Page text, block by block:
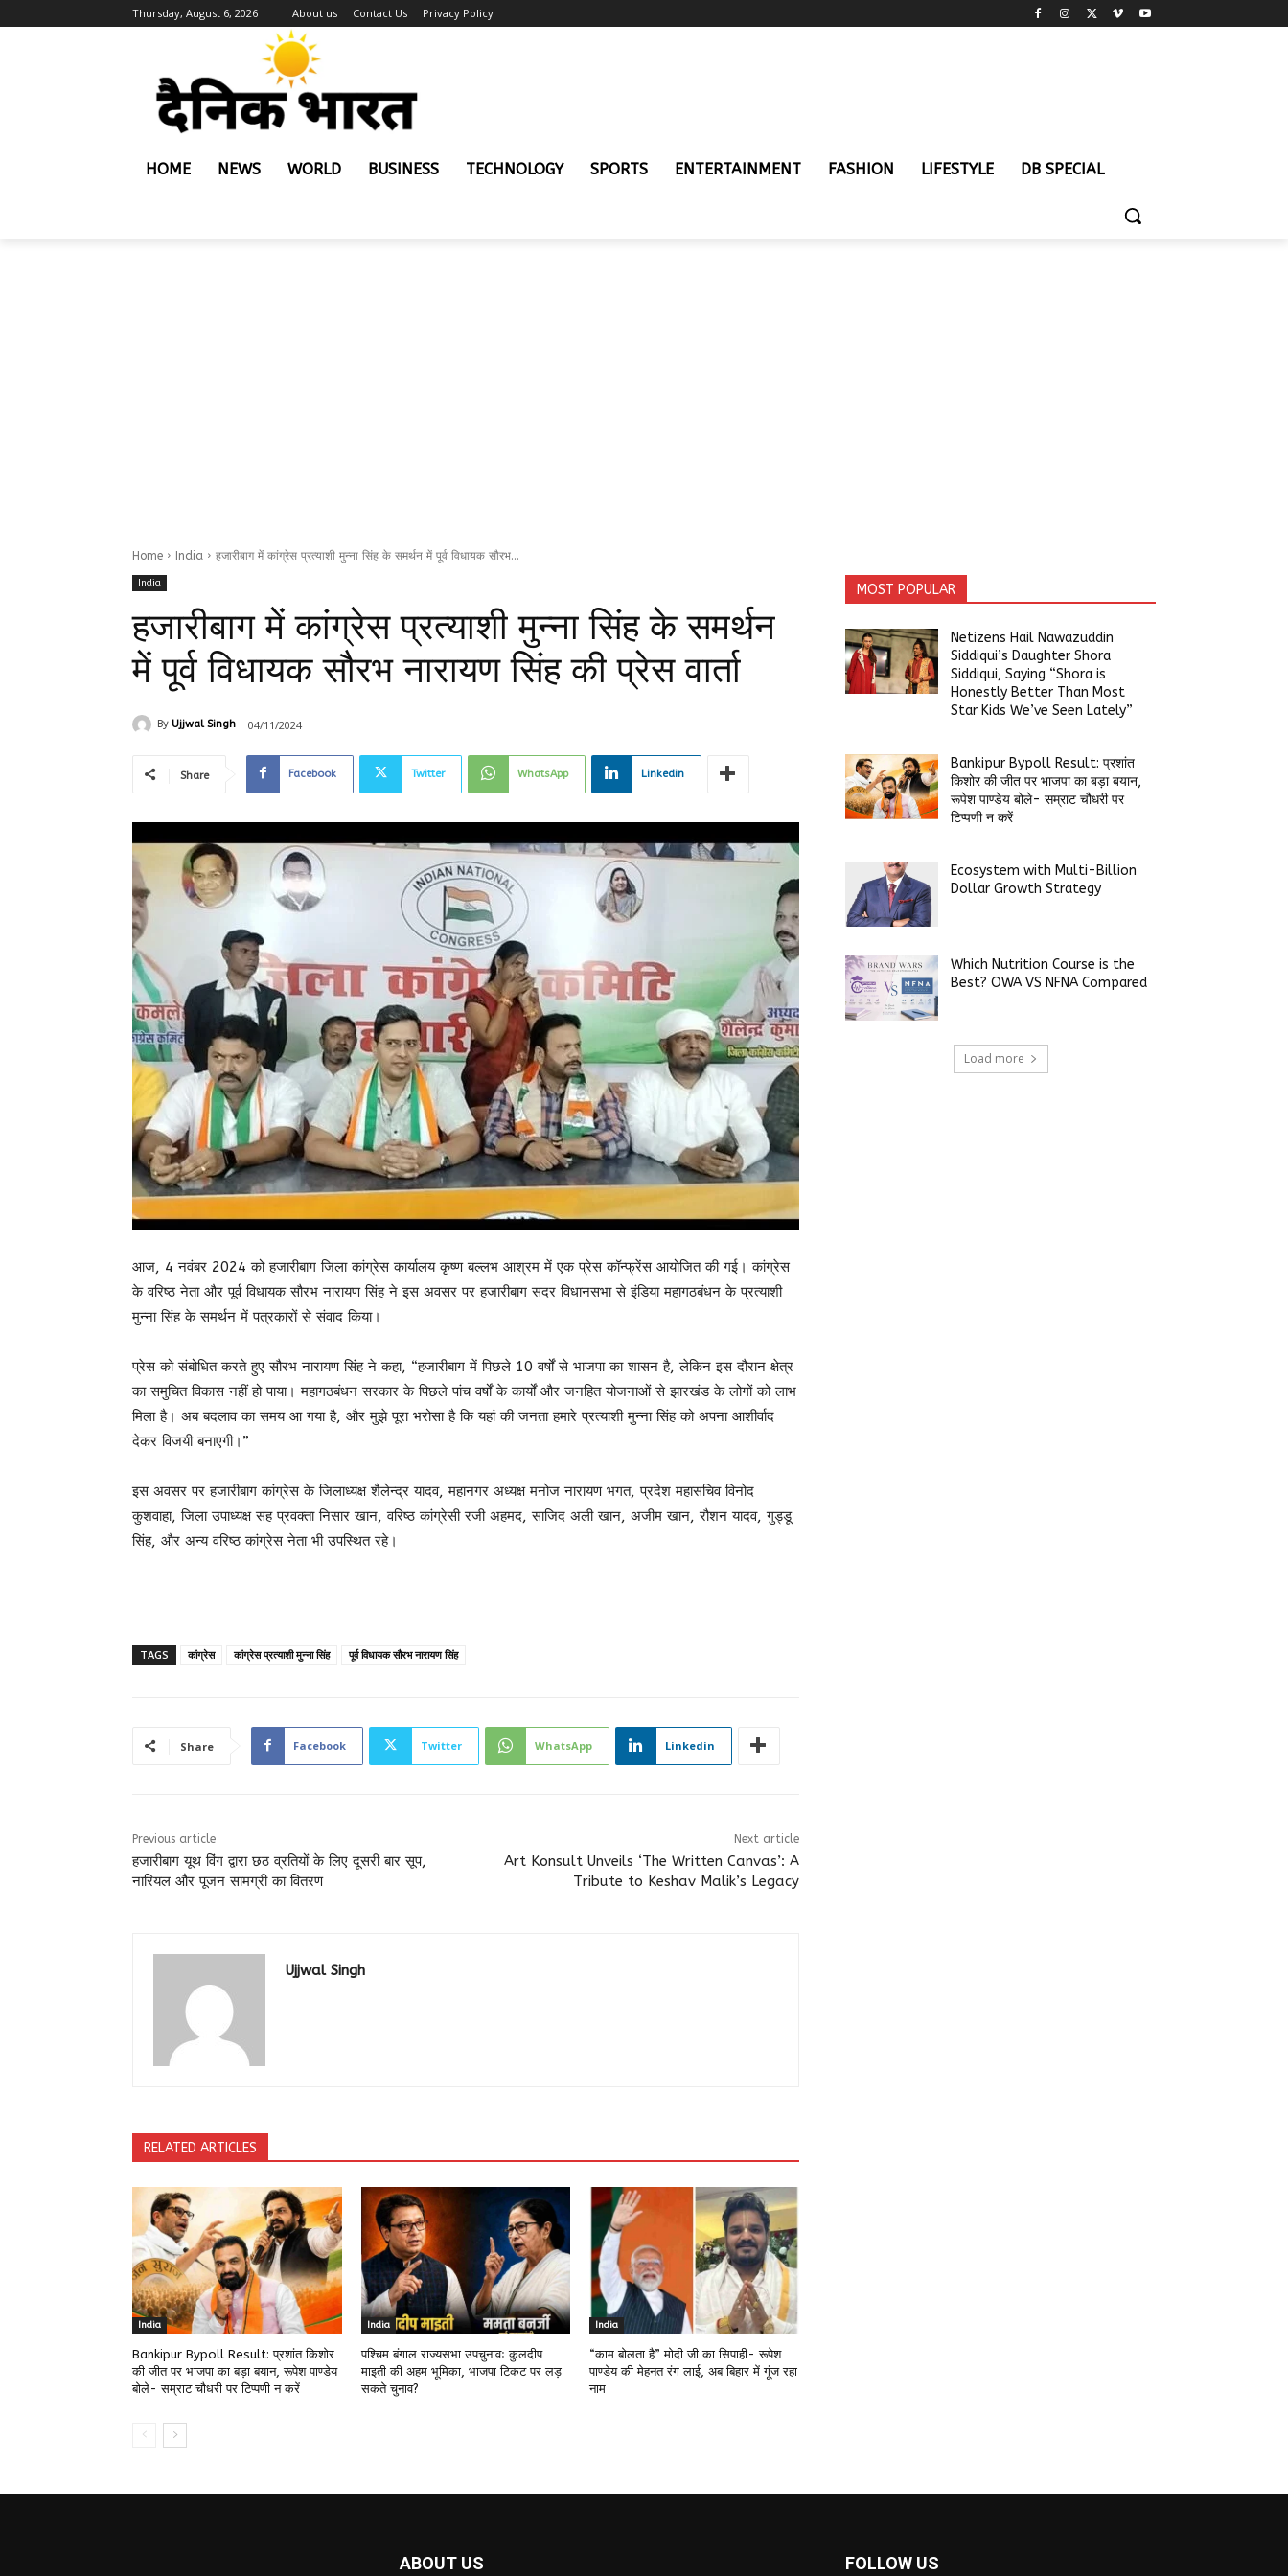
Thursday, August 6, 2026 About us Contact Us Privacy Policy
HOME NEWS WORLD BUSINESS TECHNOLOGY SPORTS ENTERTAINMENT FASHION LIFESTYLE DB SPECIAL
Home India हजारीबाग में कांग्रेस प्रत्याशी मुन्ना सिंह के समर्थन में पूर्व विधायक सौरभ...
India
हजारीबाग में कांग्रेस प्रत्याशी मुन्ना सिंह के समर्थन
में पूर्व विधायक सौरभ नारायण सिंह की प्रेस वार्ता
By Ujjwal Singh 04/11/2024
Share Facebook Twitter WhatsApp Linkedin
आज, 4 नवंबर 2024 को हजारीबाग जिला कांग्रेस कार्यालय कृष्ण बल्लभ आश्रम में एक प्रेस कॉन्फ्रेंस आयोजित की गई। कांग्रेस
के वरिष्ठ नेता और पूर्व विधायक सौरभ नारायण सिंह ने इस अवसर पर हजारीबाग सदर विधानसभा से इंडिया महागठबंधन के प्रत्याशी
मुन्ना सिंह के समर्थन में पत्रकारों से संवाद किया।
प्रेस को संबोधित करते हुए सौरभ नारायण सिंह ने कहा, “हजारीबाग में पिछले 10 वर्षों से भाजपा का शासन है, लेकिन इस दौरान क्षेत्र
का समुचित विकास नहीं हो पाया। महागठबंधन सरकार के पिछले पांच वर्षों के कार्यों और जनहित योजनाओं से झारखंड के लोगों को लाभ
मिला है। अब बदलाव का समय आ गया है, और मुझे पूरा भरोसा है कि यहां की जनता हमारे प्रत्याशी मुन्ना सिंह को अपना आशीर्वाद
देकर विजयी बनाएगी।”
इस अवसर पर हजारीबाग कांग्रेस के जिलाध्यक्ष शैलेन्द्र यादव, महानगर अध्यक्ष मनोज नारायण भगत, प्रदेश महासचिव विनोद
कुशवाहा, जिला उपाध्यक्ष सह प्रवक्ता निसार खान, वरिष्ठ कांग्रेसी रजी अहमद, साजिद अली खान, अजीम खान, रौशन यादव, गुड्डू
सिंह, और अन्य वरिष्ठ कांग्रेस नेता भी उपस्थित रहे।
TAGS कांग्रेस कांग्रेस प्रत्याशी मुन्ना सिंह पूर्व विधायक सौरभ नारायण सिंह
Share Facebook Twitter WhatsApp Linkedin
Previous article
हजारीबाग यूथ विंग द्वारा छठ व्रतियों के लिए दूसरी बार सूप,
नारियल और पूजन सामग्री का वितरण
Next article
Art Konsult Unveils ‘The Written Canvas’: A
Tribute to Keshav Malik’s Legacy
Ujjwal Singh
RELATED ARTICLES
India
Bankipur Bypoll Result: प्रशांत किशोर
की जीत पर भाजपा का बड़ा बयान, रूपेश पाण्डेय
बोले- सम्राट चौधरी पर टिप्पणी न करें
India
पश्चिम बंगाल राज्यसभा उपचुनावः कुलदीप
माइती की अहम भूमिका, भाजपा टिकट पर लड़
सकते चुनाव?
India
“काम बोलता है” मोदी जी का सिपाही- रूपेश
पाण्डेय की मेहनत रंग लाई, अब बिहार में गूंज रहा
नाम
MOST POPULAR
Netizens Hail Nawazuddin
Siddiqui’s Daughter Shora
Siddiqui, Saying “Shora is
Honestly Better Than Most
Star Kids We’ve Seen Lately”
Bankipur Bypoll Result: प्रशांत
किशोर की जीत पर भाजपा का बड़ा बयान,
रूपेश पाण्डेय बोले- सम्राट चौधरी पर
टिप्पणी न करें
Ecosystem with Multi-Billion
Dollar Growth Strategy
Which Nutrition Course is the
Best? OWA VS NFNA Compared
Load more
ABOUT US FOLLOW US